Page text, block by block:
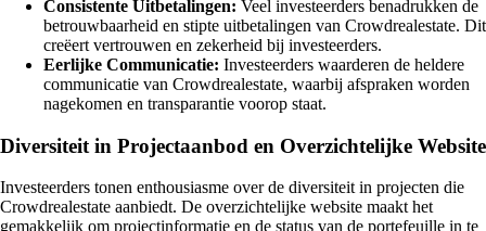
Consistente Uitbetalingen: Veel investeerders benadrukken de
betrouwbaarheid en stipte uitbetalingen van Crowdrealestate. Dit
creëert vertrouwen en zekerheid bij investeerders.
Eerlijke Communicatie: Investeerders waarderen de heldere
communicatie van Crowdrealestate, waarbij afspraken worden
nagekomen en transparantie voorop staat.
Diversiteit in Projectaanbod en Overzichtelijke Website
Investeerders tonen enthousiasme over de diversiteit in projecten die
Crowdrealestate aanbiedt. De overzichtelijke website maakt het
gemakkelijk om projectinformatie en de status van de portefeuille in te